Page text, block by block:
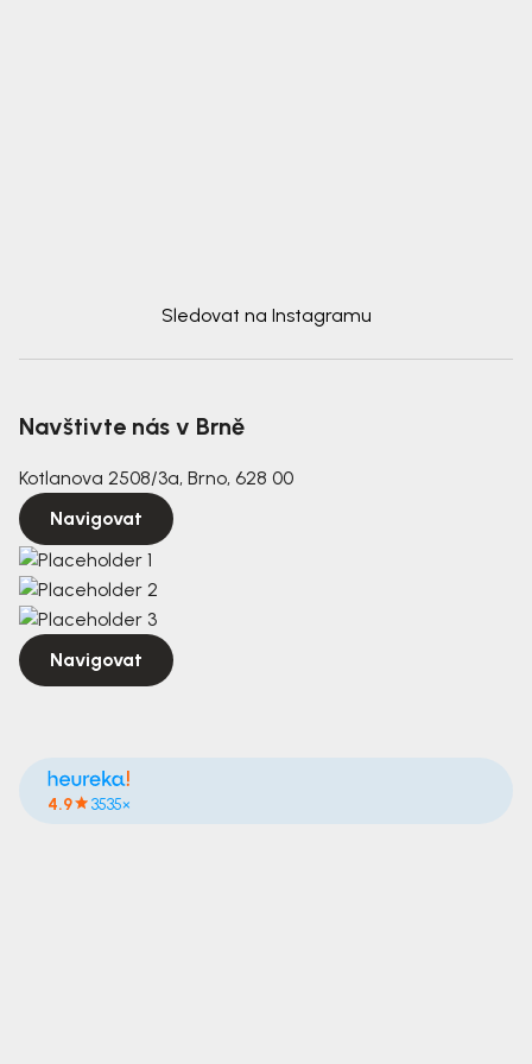
Sledovat na Instagramu
Navštivte nás v Brně
Kotlanova 2508/3a, Brno, 628 00
Navigovat
Navigovat
4.9 3535×